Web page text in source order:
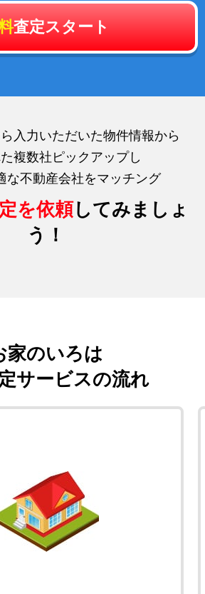
査定スタート
入力いただいた物件情報から
複数社ピックアップし
な不動産会社をマッチング
を依頼してみましょ
う！
家のいろは
サービスの流れ